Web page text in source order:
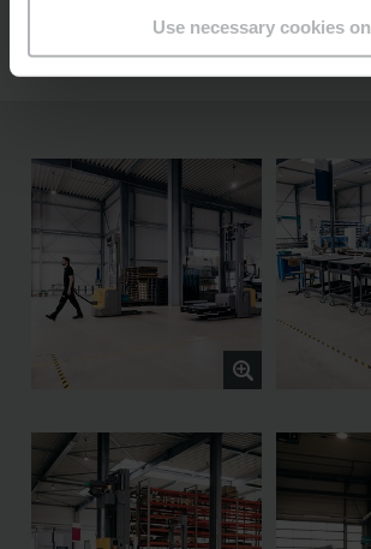
Use necessary cookies
Podívejte se na fotky z